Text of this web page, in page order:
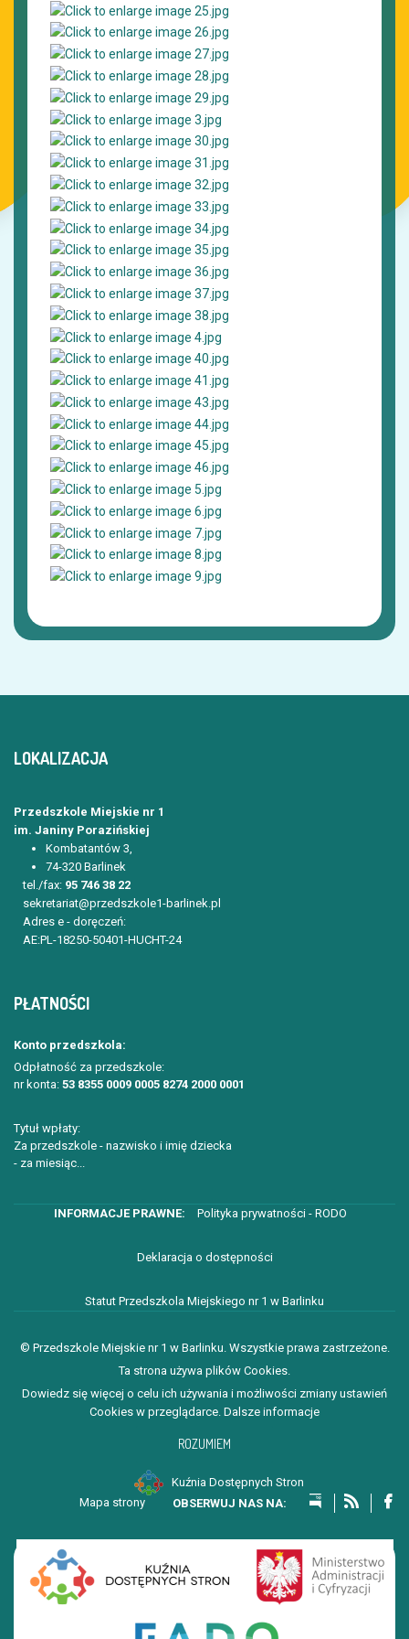
LOKALIZACJA
Przedszkole Miejskie nr 1
im. Janiny Porazińskiej
Kombatantów 3,
74-320 Barlinek
tel./fax: 95 746 38 22
sekretariat@przedszkole1-barlinek.pl
Adres e - doręczeń:
AE:PL-18250-50401-HUCHT-24
PŁATNOŚCI
Konto przedszkola:
Odpłatność za przedszkole:
nr konta: 53 8355 0009 0005 8274 2000 0001
Tytuł wpłaty:
Za przedszkole - nazwisko i imię dziecka
- za miesiąc...
Polityka prywatności - RODO
Deklaracja o dostępności
Statut Przedszkola Miejskiego nr 1 w Barlinku
© Przedszkole Miejskie nr 1 w Barlinku. Wszystkie prawa zastrzeżone.
Ta strona używa plików Cookies.
Dowiedz się więcej o celu ich używania i możliwości zmiany ustawień
Cookies w przeglądarce. Dalsze informacje
ROZUMIEM
Kuźnia Dostępnych Stron
Mapa strony